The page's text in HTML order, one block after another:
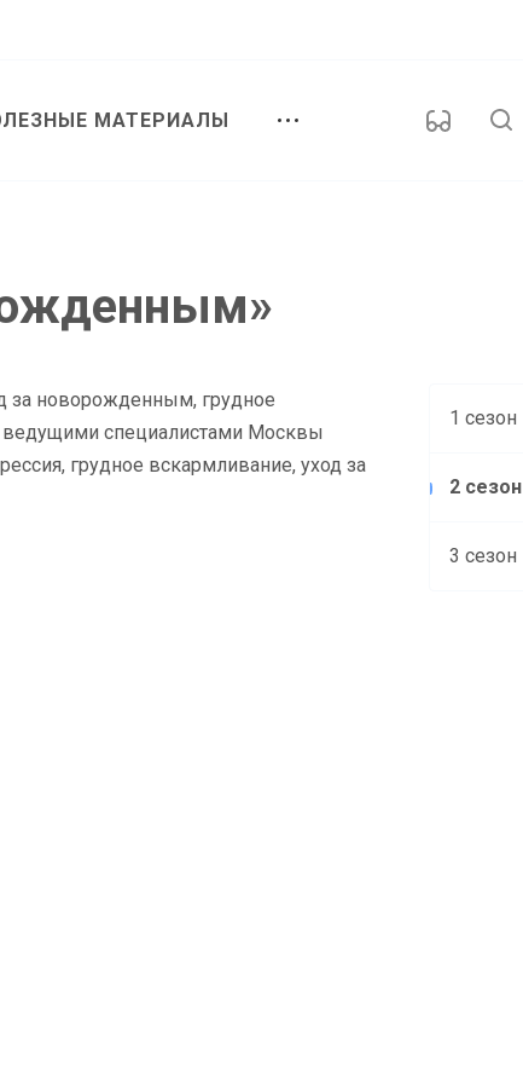
МАТЕРИАЛЫ
за новорожденным, грудное
специалистами Москвы
грудное вскармливание, уход за
1 сезон
2 сезон
3 сезон